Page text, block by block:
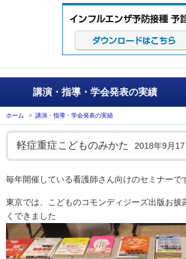
講演・指導・学会発表の実績
ホーム > 講演・指導・学会発表の実績
軽症重症こどものみかた 2018年9月17
毎年開催している看護師さん向けのセミナーで
東京では、こどものコモンディジーズ出版お披
くできました